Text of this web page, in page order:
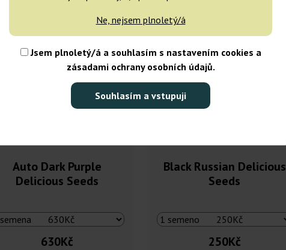
Ne, nejsem plnoletý/á
Jsem plnoletý/á a souhlasím s nastavením cookies a
zásadami ochrany osobních údajů.
Souhlasím a vstupuji
Auto Dark Purple
Delicious Seeds
630Kč
Black Russian Delicious
Seeds
250Kč